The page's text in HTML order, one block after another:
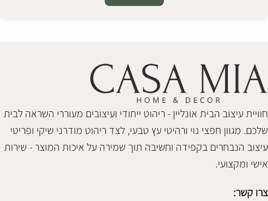
חוויית עיצוב הבית אונליין - ריהוט ייחודי ועיצובים מעוררי השראה לבית
שלכם. מגוון חפצי נוי ורהיטי עץ טבעי, לצד ריהוט מודרני שיקי ופריטי
עיצוב הנבחרים בקפידה וחשיבה תוך שמירה על איכות המוצר - שירות
אישי ומקצועי.
צרו קשר: